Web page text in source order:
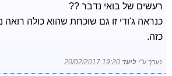
רעשים של בואי נדבר ??
כנראה ג'ודי זו גם שוכחת שהוא כולה
כזה.
נערך ע"י ליעד 20/02/2017 19:20